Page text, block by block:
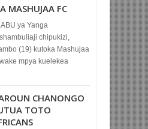
MASHUJAA FC
ya Yanga
chipukizi,
(19) kutoka Mashujaa
mpya kuelekea
CHANONGO
TOTO